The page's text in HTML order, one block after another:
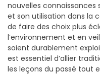
nouvelles
et son utilisation dans la
de faire des choix plus
l’environnement et en
soient durablement
est essentiel d’allier
les leçons du passé tout